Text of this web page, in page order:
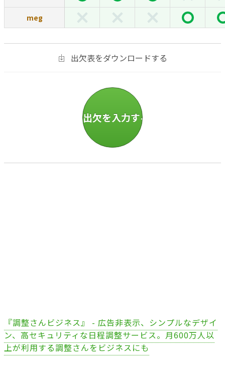
meg
出欠表をダウンロードする
『調整さんビジネス』 - 広告非表示、シンプルなデザイ
ン、高セキュリティな日程調整サービス。月600万人以
上が利用する調整さんをビジネスにも